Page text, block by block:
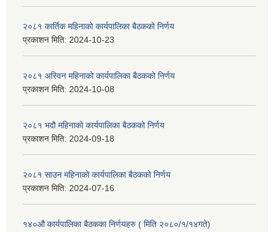
२०८१ कार्तिक महिनाको कार्यपालिका बैठकको निर्णय
प्रकाशन मिति: 2024-10-23
२०८१ अस्विन महिनाको कार्यपालिका बैठकको निर्णय
प्रकाशन मिति: 2024-10-08
२०८१ भदौ महिनाको कार्यपालिका बैठकको निर्णय
प्रकाशन मिति: 2024-09-18
२०८१ साउन महिनाको कार्यपालिका बैठकको निर्णय
प्रकाशन मिति: 2024-07-16
१४०औ कार्यपालिका बैठकका निर्णयहरु ( मिति २०८०/१/१४गते)